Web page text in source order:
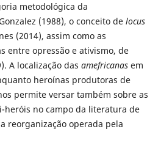
metodológica da
(1988), o conceito de locus
(2014), assim como as
entre opressão e ativismo, de
A localização das amefricanasem
heroínas produtoras de
permite versar também sobre as
heróis no campo da literatura de
reorganização operada pela